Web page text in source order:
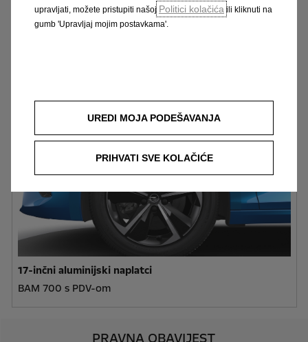
17-inčni aluminijski naplatci
BAM 700 s PDV-om
upravljati, možete pristupiti našoj Politici kolačića ili kliknuti na
gumb 'Upravljaj mojim postavkama'.
UREDI MOJA PODEŠAVANJA
PRIHVATI SVE KOLAČIĆE